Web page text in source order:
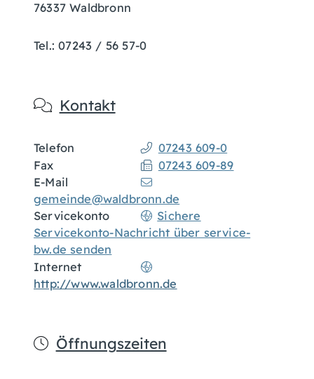
76337 Waldbronn
Tel.: 07243 / 56 57-0
Kontakt
Telefon
07243 609-0
Fax
07243 609-89
E-Mail
gemeinde@waldbronn.de
Servicekonto
Sichere
Servicekonto-Nachricht über service-
bw.de senden
Internet
http://www.waldbronn.de
Öffnungszeiten